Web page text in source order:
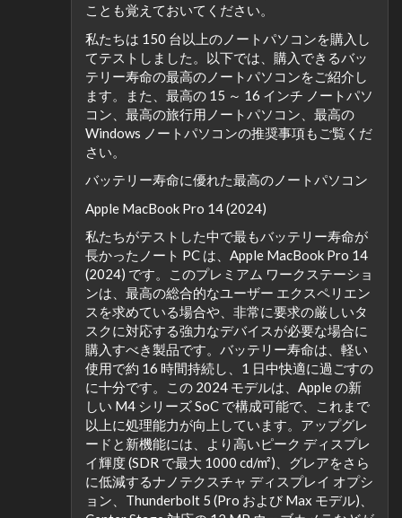
ことも覚えておいてください。
私たちは 150 台以上のノートパソコンを購入し
てテストしました。以下では、購入できるバッ
テリー寿命の最高のノートパソコンをご紹介し
ます。また、最高の 15 ～ 16 インチ ノートパソ
コン、最高の旅行用ノートパソコン、最高の
Windows ノートパソコンの推奨事項もご覧くだ
さい。
バッテリー寿命に優れた最高のノートパソコン
Apple MacBook Pro 14 (2024)
私たちがテストした中で最もバッテリー寿命が
長かったノート PC は、Apple MacBook Pro 14
(2024) です。このプレミアム ワークステーショ
ンは、最高の総合的なユーザー エクスペリエン
スを求めている場合や、非常に要求の厳しいタ
スクに対応する強力なデバイスが必要な場合に
購入すべき製品です。バッテリー寿命は、軽い
使用で約 16 時間持続し、1 日中快適に過ごすの
に十分です。この 2024 モデルは、Apple の新
しい M4 シリーズ SoC で構成可能で、これまで
以上に処理能力が向上しています。アップグレ
ードと新機能には、より高いピーク ディスプレ
イ輝度 (SDR で最大 1000 cd/m²)、グレアをさら
に低減するナノテクスチャ ディスプレイ オプシ
ョン、Thunderbolt 5 (Pro および Max モデル)、